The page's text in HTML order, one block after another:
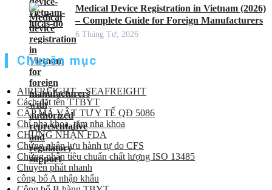
Medical Device Registration in Vietnam (2026)
– Complete Guide for Foreign Manufacturers
6 Tháng Tư, 2026
Chuyên mục
AIRFREIGHT – SEAFREIGHT
Cách đặt tên TTBYT
CẤP MÃ VẬT TƯ Y TẾ QĐ 5086
Chỉ nha khoa, tăm nha khoa
CHỨNG NHẬN FDA
Chứng nhận lưu hành tự do CFS
Chứng nhận tiêu chuẩn chất lượng ISO 13485
Chuyển phát nhanh
công bố A nhập khẩu